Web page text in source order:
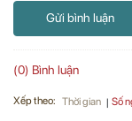
Gửi bình luận
(0) Bình luận
Xếp theo: Thời gian Số